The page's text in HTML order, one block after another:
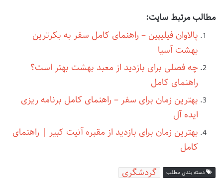
مطالب مرتبط سایت:
پالاوان فیلیپین – راهنمای کامل سفر به بکرترین
بهشت آسیا
چه فصلی برای بازدید از معبد بهشت بهتر است؟
راهنمای کامل
بهترین زمان برای سفر – راهنمای کامل برنامه ریزی
ایده آل
بهترین زمان برای بازدید از مقبره آنیت کبیر | راهنمای
کامل
دسته بندی مطلب گردشگری